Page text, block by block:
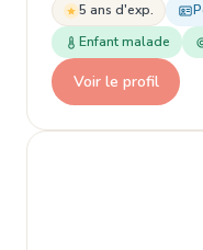
5 ans d'exp.
Enfant malade
Voir le profil